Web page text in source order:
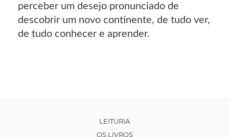
perceber um desejo pronunciado de
descobrir um novo continente, de tudo ver,
de tudo conhecer e aprender.
LEITURIA
OS LIVROS